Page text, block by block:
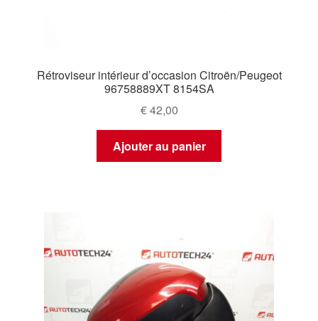
Rétroviseur intérieur d’occasion Citroën/Peugeot
96758889XT 8154SA
€42,00
Ajouter au panier